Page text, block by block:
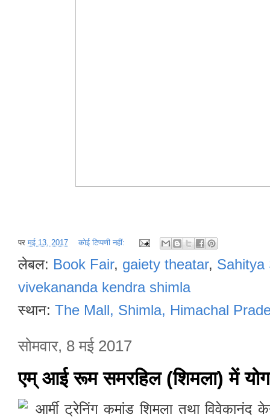
पर मई 13, 2017 कोई टिप्पणी नहीं:
लेबल: Book Fair, gaiety theatar, Sahitya
vivekananda kendra shimla
स्थान: The Mall, Shimla, Himachal
सोमवार, 8 मई 2017
एम् आई रूम समरहिल (शिमला) में योग
आर्मी ट्रेनिंग कमांड शिमला तथा विवेकानंद